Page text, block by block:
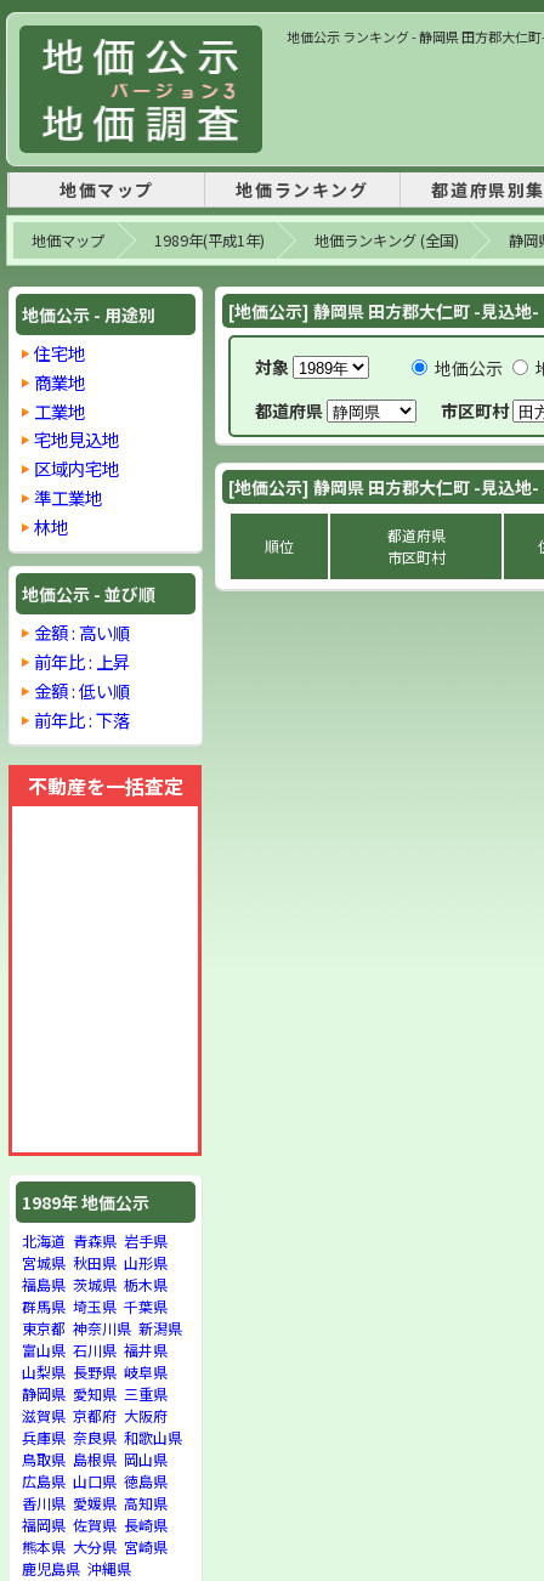
地価公示 ランキング - 静岡県 田方郡大仁
地価マップ 地価ランキング 都道府県別
地価マップ 1989年(平成1年) 地価ランキング (全国) 静岡
地価公示 - 用途別
住宅地
商業地
工業地
宅地見込地
区域内宅地
準工業地
林地
地価公示 - 並び順
金額 : 高い順
前年比 : 上昇
金額 : 低い順
前年比 : 下落
不動産を一括査定
1989年 地価公示
北海道 青森県 岩手県
宮城県 秋田県 山形県
福島県 茨城県 栃木県
群馬県 埼玉県 千葉県
東京都 神奈川県 新潟県
富山県 石川県 福井県
山梨県 長野県 岐阜県
静岡県 愛知県 三重県
滋賀県 京都府 大阪府
兵庫県 奈良県 和歌山県
鳥取県 島根県 岡山県
広島県 山口県 徳島県
香川県 愛媛県 高知県
福岡県 佐賀県 長崎県
熊本県 大分県 宮崎県
鹿児島県 沖縄県
[地価公示] 静岡県 田方郡大仁町 -見込地-
対象 地価公示
都道府県
市区町村
[地価公示] 静岡県 田方郡大仁町 -見込地
順位
都道府県
市区町村